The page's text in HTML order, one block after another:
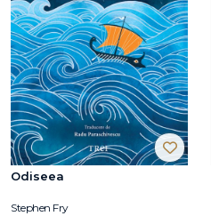
Odiseea
Stephen Fry